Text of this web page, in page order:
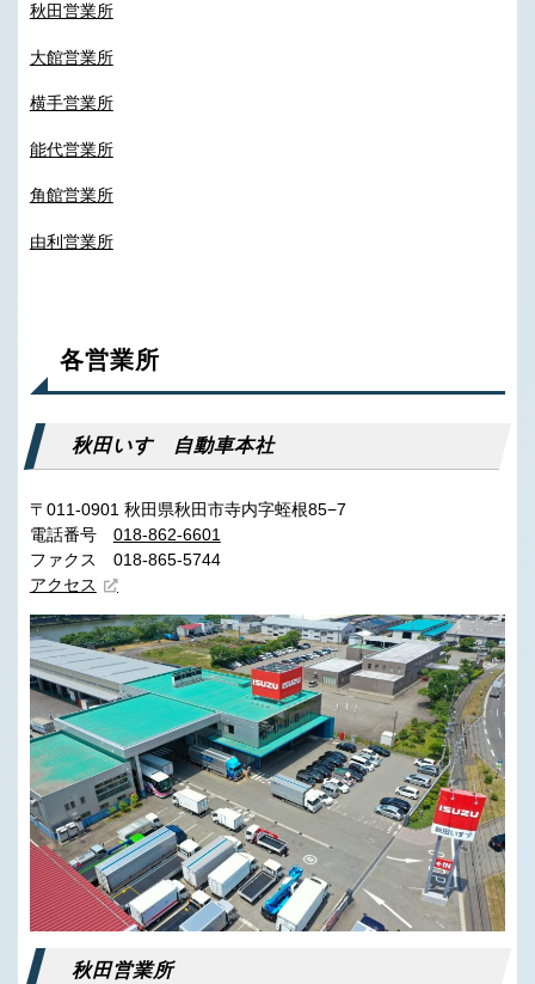
秋田営業所
大館営業所
横手営業所
能代営業所
角館営業所
由利営業所
各営業所
秋田いすゞ自動車本社
〒011-0901 秋田県秋田市寺内字蛭根85−7
電話番号 018-862-6601
ファクス 018-865-5744
アクセス
秋田営業所